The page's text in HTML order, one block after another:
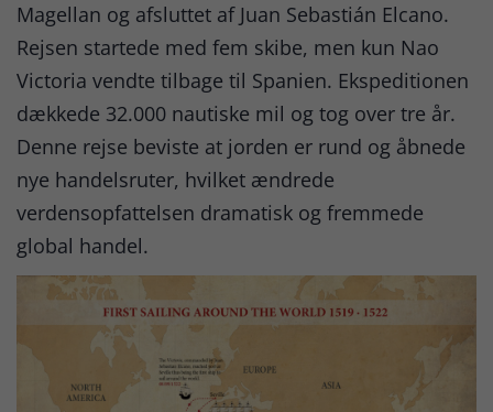
Magellan og afsluttet af Juan Sebastián Elcano.
Rejsen startede med fem skibe, men kun Nao
Victoria vendte tilbage til Spanien. Ekspeditionen
dækkede 32.000 nautiske mil og tog over tre år.
Denne rejse beviste at jorden er rund og åbnede
nye handelsruter, hvilket ændrede
verdensopfattelsen dramatisk og fremmede
global handel.